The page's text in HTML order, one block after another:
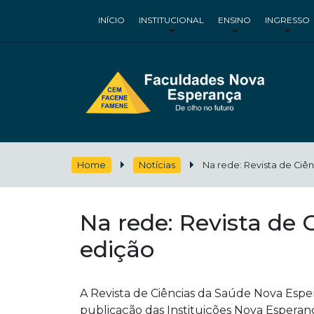
INÍCIO INSTITUCIONAL ENSINO INGRESSO
Home Notícias Na rede: Revista de
Na rede: Revista de
edição
A Revista de Ciências da Saúde Nova
publicação das Instituições Nova